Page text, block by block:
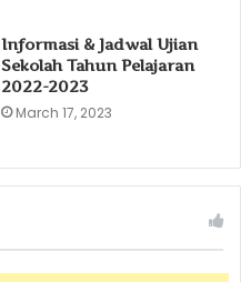
Informasi & Jadwal Ujian
Sekolah Tahun Pelajaran
2022-2023
March 17, 2023